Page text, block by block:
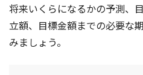
将来いくらになるかの予測、
立額、目標金額までの必要な
みましょう。